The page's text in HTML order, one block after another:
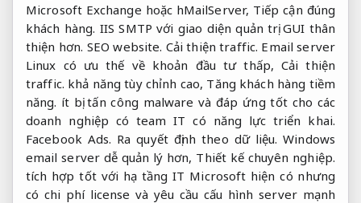
Microsoft Exchange hoặc hMailServer, Tiếp cận đúng
khách hàng. IIS SMTP với giao diện quản trị GUI thân
thiện hơn. SEO website. Cải thiện traffic. Email server
Linux có ưu thế về khoản đầu tư thấp,Cải thiện
traffic. khả năng tùy chỉnh cao, Tăng khách hàng tiềm
năng. ít bị tấn công malware và đáp ứng tốt cho các
doanh nghiệp có team IT có năng lực triển khai.
Facebook Ads. Ra quyết định theo dữ liệu. Windows
email server dễ quản lý hơn, Thiết kế chuyên nghiệp.
tích hợp tốt với hạ tầng IT Microsoft hiện có nhưng
có chi phí license và yêu cầu cấu hình server mạnh